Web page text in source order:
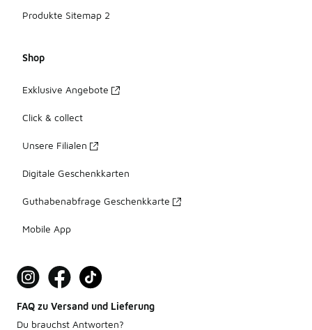
Produkte Sitemap 2
Shop
Exklusive Angebote
Click & collect
Unsere Filialen
Digitale Geschenkkarten
Guthabenabfrage Geschenkkarte
Mobile App
FAQ zu Versand und Lieferung
Du brauchst Antworten?